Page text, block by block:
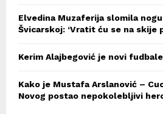
Elvedina Muzaferija slomila
Švicarskoj: ‘Vratit ću se na skije
Kerim Alajbegović je novi
Kako je Mustafa Arslanović –
Novog postao nepokolebljivi